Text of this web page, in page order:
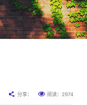
分享： 阅读： 2974